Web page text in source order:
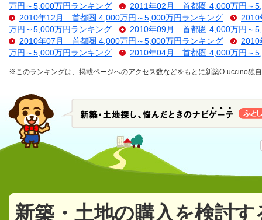
万円～5,000万円ランキング
2011年02月 首都圏 4,000万円～
2010年12月 首都圏 4,000万円～5,000万円ランキング
2010
万円～5,000万円ランキング
2010年09月 首都圏 4,000万円～
2010年07月 首都圏 4,000万円～5,000万円ランキング
2010
万円～5,000万円ランキング
2010年04月 首都圏 4,000万円～
※このランキングは、掲載ページへのアクセス数などをもとに新築O-uccino独
新築・土地の購入を検討